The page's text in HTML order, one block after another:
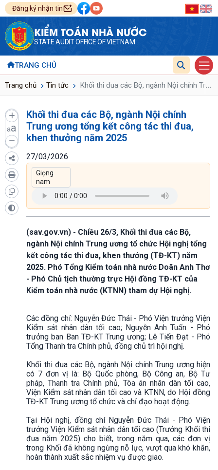
Đăng ký nhận tin
KIỂM TOÁN NHÀ NƯỚC
STATE AUDIT OFFICE OF VIETNAM
TRANG CHỦ
Trang chủ Tin tức Khối thi đua các Bộ, ngành Nội chính ...
aa
Khối thi đua các Bộ, ngành Nội chính
Trung ương tổng kết công tác thi đua,
khen thưởng năm 2025
27/03/2026
(sav.gov.vn) - Chiều 26/3, Khối thi đua các Bộ,
ngành Nội chính Trung ương tổ chức Hội nghị tổng
kết công tác thi đua, khen thưởng (TĐ-KT) năm
2025. Phó Tổng Kiểm toán nhà nước Doãn Anh Thơ
- Phó Chủ tịch thường trực Hội đồng TĐ-KT của
Kiểm toán nhà nước (KTNN) tham dự Hội nghị.
Các đồng chí: Nguyễn Đức Thái - Phó Viện trưởng Viện
Kiểm sát nhân dân tối cao; Nguyễn Anh Tuấn - Phó
trưởng ban Ban TĐ-KT Trung ương; Lê Tiến Đạt - Phó
Tổng Thanh tra Chính phủ, đồng chủ trì hội nghị.
Khối thi đua các Bộ, ngành Nội chính Trung ương hiện
có 7 đơn vị là: Bộ Quốc phòng, Bộ Công an, Bộ Tư
pháp, Thanh tra Chính phủ, Tòa án nhân dân tối cao,
Viện Kiểm sát nhân dân tối cao và KTNN, do Hội đồng
TĐ-KT Trung ương tổ chức và chỉ đạo hoạt động.
Tại Hội nghị, đồng chí Nguyễn Đức Thái - Phó Viện
trưởng Viện Kiểm sát nhân dân tối cao (Trưởng Khối thi
đua năm 2025) cho biết, trong năm qua, các đơn vị
trong Khối đã không ngừng nỗ lực, vượt qua khó khăn,
hoàn thành xuất sắc nhiệm vụ được giao.